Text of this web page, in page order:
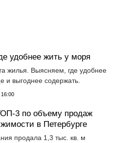
удобнее жить у моря
жилья. Выясняем, где удобнее
и выгоднее содержать.
3 по объему продаж
в Петербурге
продала 1,3 тыс. кв. м